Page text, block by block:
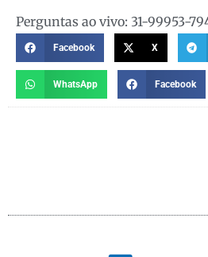
Perguntas ao vivo: 31-99953-
Facebook X
WhatsApp Facebook